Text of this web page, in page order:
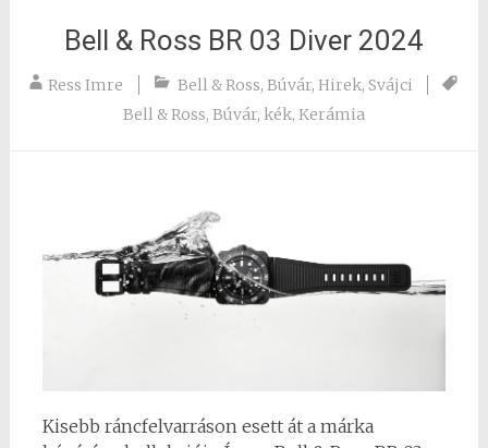
Bell & Ross BR 03 Diver 2024
Ress Imre Bell & Ross,Búvár,Hirek,Svájci
Bell & Ross, Búvár, kék, Kerámia
Kisebb ráncfelvarráson esett át a márka